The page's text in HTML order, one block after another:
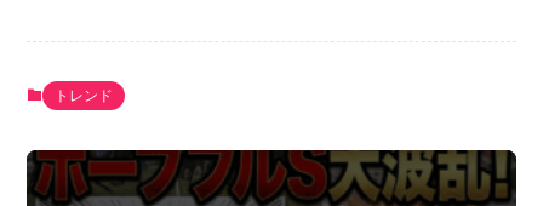
トレンド